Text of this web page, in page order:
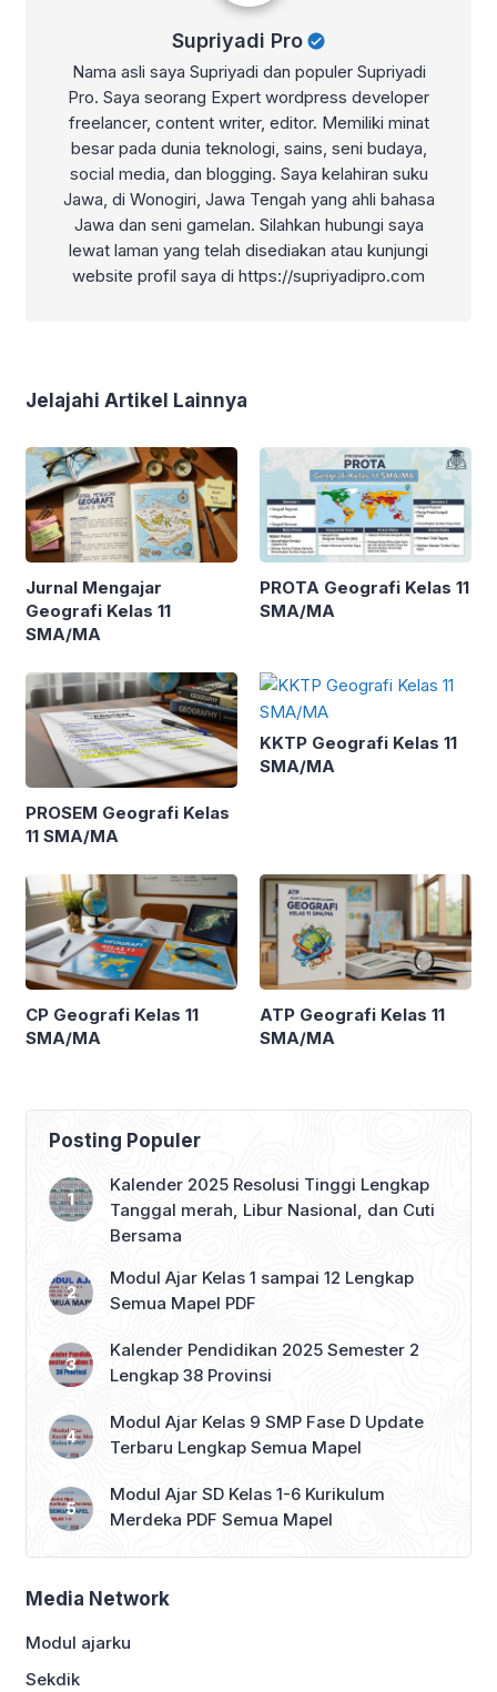
Supriyadi Pro
Nama asli saya Supriyadi dan populer Supriyadi
Pro. Saya seorang Expert wordpress developer
freelancer, content writer, editor. Memiliki minat
besar pada dunia teknologi, sains, seni budaya,
social media, dan blogging. Saya kelahiran suku
Jawa, di Wonogiri, Jawa Tengah yang ahli bahasa
Jawa dan seni gamelan. Silahkan hubungi saya
lewat laman yang telah disediakan atau kunjungi
website profil saya di https://supriyadipro.com
Jelajahi Artikel Lainnya
Jurnal Mengajar
Geografi Kelas 11
SMA/MA
PROTA Geografi Kelas 11
SMA/MA
PROSEM Geografi Kelas
11 SMA/MA
KKTP Geografi Kelas 11
SMA/MA
CP Geografi Kelas 11
SMA/MA
ATP Geografi Kelas 11
SMA/MA
Posting Populer
Kalender 2025 Resolusi Tinggi Lengkap
Tanggal merah, Libur Nasional, dan Cuti
Bersama
Modul Ajar Kelas 1 sampai 12 Lengkap
Semua Mapel PDF
Kalender Pendidikan 2025 Semester 2
Lengkap 38 Provinsi
Modul Ajar Kelas 9 SMP Fase D Update
Terbaru Lengkap Semua Mapel
Modul Ajar SD Kelas 1-6 Kurikulum
Merdeka PDF Semua Mapel
Media Network
Modul ajarku
Sekdik